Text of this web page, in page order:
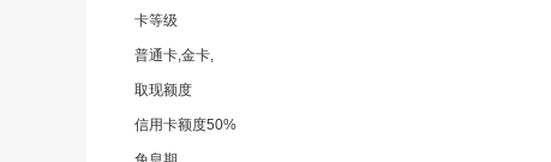
卡等级
普通卡,金卡,
取现额度
信用卡额度50%